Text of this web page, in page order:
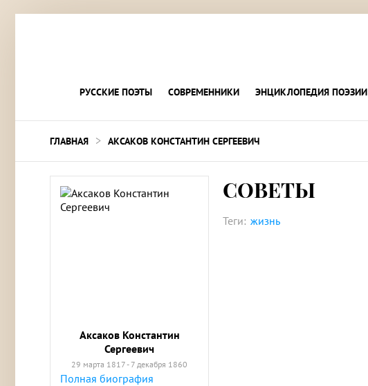
РУССКИЕ ПОЭТЫ СОВРЕМЕННИКИ ЭНЦИКЛОПЕДИЯ ПОЭЗИИ
ГЛАВНАЯ > АКСАКОВ КОНСТАНТИН СЕРГЕЕВИЧ
Аксаков Константин
Сергеевич
29 марта 1817 - 7 декабря 1860
Полная биография
СОВЕТЫ
Теги: жизнь